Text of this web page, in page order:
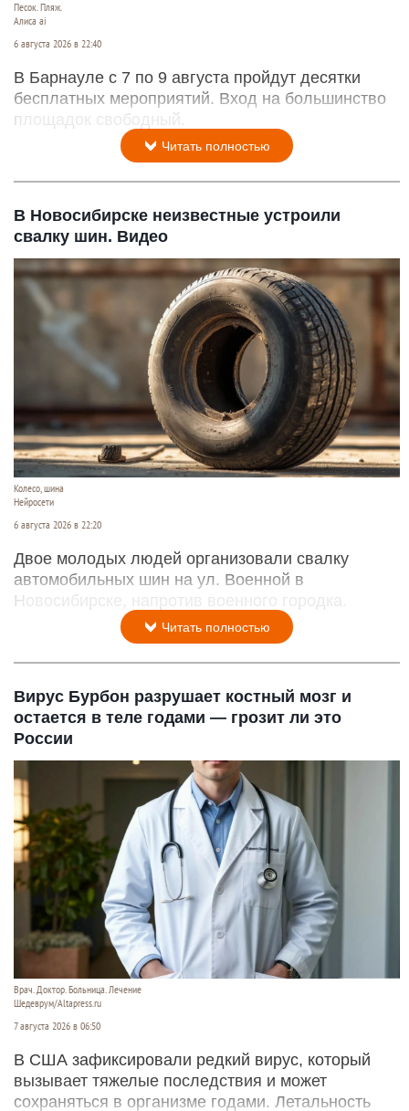
Песок. Пляж.
Алиса ai
6 августа 2026 в 22:40
В Барнауле с 7 по 9 августа пройдут десятки
бесплатных мероприятий. Вход на большинство
площадок свободный.
Читать полностью
В Новосибирске неизвестные устроили
свалку шин. Видео
Колесо, шина
Нейросети
6 августа 2026 в 22:20
Двое молодых людей организовали свалку
автомобильных шин на ул. Военной в
Новосибирске, напротив военного городка.
Читать полностью
Вирус Бурбон разрушает костный мозг и
остается в теле годами — грозит ли это
России
Врач. Доктор. Больница. Лечение
Шедеврум/Altapress.ru
7 августа 2026 в 06:50
В США зафиксировали редкий вирус, который
вызывает тяжелые последствия и может
сохраняться в организме годами. Летальность